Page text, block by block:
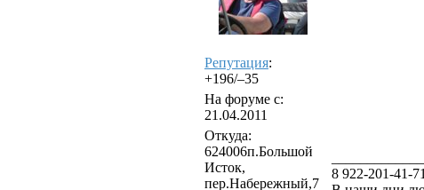
Репутация:
+196/–35
На форуме с:
21.04.2011
Откуда:
624006п.Большой
Исток,
пер.Набережный,7
8 922-201-41-